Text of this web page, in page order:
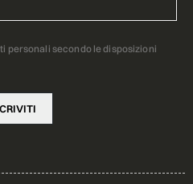
personali secondo le disposizioni